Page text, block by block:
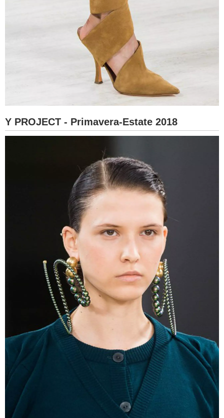
Y PROJECT - Primavera-Estate 2018